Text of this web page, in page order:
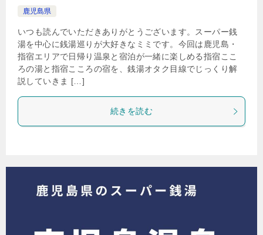
鹿児島県
いつも読んでいただきありがとうございます。スーパー銭
湯を中心に銭湯巡りが大好きなミミです。今回は鹿児島・
指宿エリアで日帰り温泉と宿泊が一緒に楽しめる指宿ここ
ろの湯と指宿こころの宿を、銭湯オタク目線でじっくり解
説していきま […]
続きを読む